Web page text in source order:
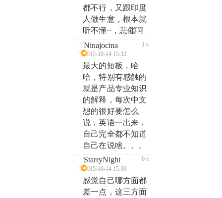
都不行，又跟印度
人做生意，根本就
听不懂~，悲催啊
Ninajocina
2015-10-14 15:32
1
最大的短板，哈
哈，特别有感触的
就是产品专业知识
的解释，每次中文
想的很好要怎么
说，英语一出来，
自己完全都不知道
自己在说啥。。。
StarryNight
2015-10-14 15:30
0
感觉自己哪方面都
差一点，这三方面